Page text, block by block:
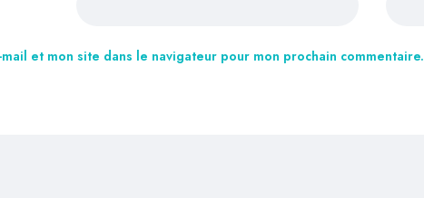
et mon site dans le navigateur pour mon prochain commentaire.